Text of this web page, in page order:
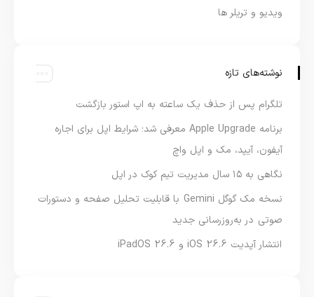
ویدیو و تریلر ها
نوشته‌های تازه
تلگرام پس از حذف یک ساعته به اپ استور بازگشت
برنامه Apple Upgrade معرفی شد؛ شرایط اپل برای اجاره
آیفون، آیپد، مک و اپل واچ
نگاهی به ۱۵ سال مدیریت تیم کوک در اپل
نسخه مک گوگل Gemini با قابلیت تحلیل صفحه و دستورات
صوتی در به‌روزرسانی جدید
انتشار آپدیت iOS 26.6 و iPadOS 26.6